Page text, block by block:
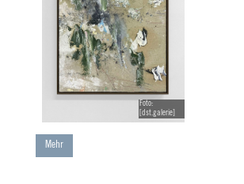
Foto:
[dst.galerie]
Mehr